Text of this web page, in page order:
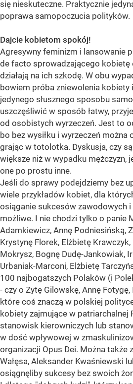
się nieskuteczne. Praktycznie
poprawa samopoczucia polityków.
Dajcie kobietom spokój!
Agresywny feminizm i lansowanie
de facto sprowadzającego kobietę
działają na ich szkodę. W obu
bowiem próba zniewolenia kobiety
jedynego słusznego sposobu
uszczęśliwić w sposób łatwy,
od osobistych wyrzeczeń. Jest to
bo bez wysiłku i wyrzeczeń można
grając w totolotka. Dyskusja, czy
większe niż w wypadku mężczyzn,
one po prostu inne.
Jeśli do sprawy podejdziemy bez
wiele przykładów kobiet, dla
osiąganie sukcesów zawodowych i
możliwe. I nie chodzi tylko o panie
Adamkiewicz, Annę Podniesińską,
Krystynę Florek, Elżbietę
Mokrysz, Bognę Dudę-Jankowiak,
Urbaniak-Marconi, Elżbietę
100 najbogatszych Polaków (i
- czy o Zytę Gilowskę, Annę
które coś znaczą w polskiej
kobiety zajmujące w patriarchalnej
stanowisk kierowniczych lub
w dość wpływowej w
organizacji Opus Dei. Można także
Wałęsa, Aleksander Kwaśniewski
osiągnęliby sukcesy bez swoich